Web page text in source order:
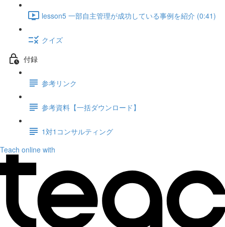
lesson5 一部自主管理が成功している事例を紹介 (0:41)
クイズ
付録
参考リンク
参考資料【一括ダウンロード】
1対1コンサルティング
Teach online with